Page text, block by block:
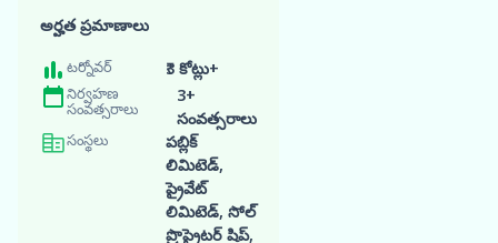
అర్హత ప్రమాణాలు
టర్నోవర్ ₹3 కోట్లు+
నిర్వహణ
సంవత్సరాలు
3+
సంవత్సరాలు
సంస్థలు
పబ్లిక్
లిమిటెడ్,
ప్రైవేట్
లిమిటెడ్, సోల్
ప్రొప్రైటర్ షిప్,